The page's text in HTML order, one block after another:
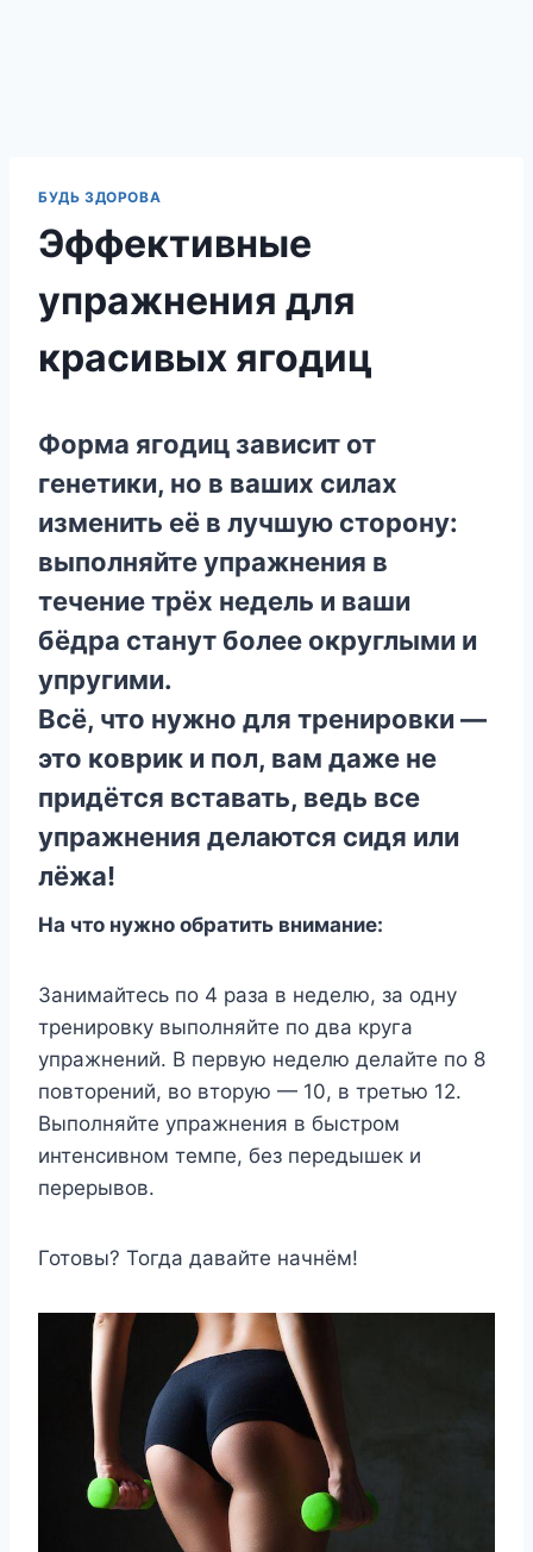
БУДЬ ЗДОРОВА
Эффективные
упражнения для
красивых ягодиц
Форма ягодиц зависит от
генетики, но в ваших силах
изменить её в лучшую сторону:
выполняйте упражнения в
течение трёх недель и ваши
бёдра станут более округлыми и
упругими.
Всё, что нужно для тренировки —
это коврик и пол, вам даже не
придётся вставать, ведь все
упражнения делаются сидя или
лёжа!
На что нужно обратить внимание:
Занимайтесь по 4 раза в неделю, за одну
тренировку выполняйте по два круга
упражнений. В первую неделю делайте по 8
повторений, во вторую — 10, в третью 12.
Выполняйте упражнения в быстром
интенсивном темпе, без передышек и
перерывов.
Готовы? Тогда давайте начнём!